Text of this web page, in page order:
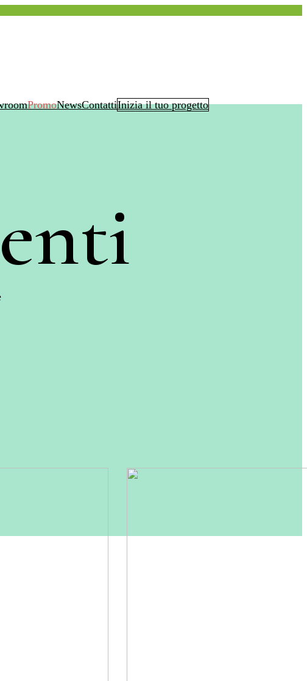
PromoNewsContattiInizia il tuo progetto